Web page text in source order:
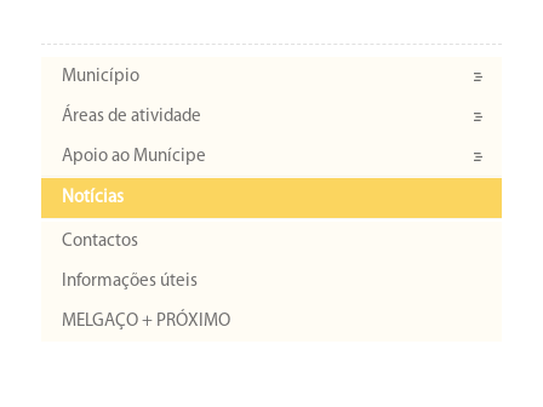
Município
Áreas de atividade
Apoio ao Munícipe
Notícias
Contactos
Informações úteis
MELGAÇO + PRÓXIMO